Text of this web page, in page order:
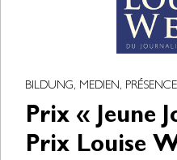
BILDUNG, MEDIEN, PRÉSENCE
Prix « Jeune
Prix Louise